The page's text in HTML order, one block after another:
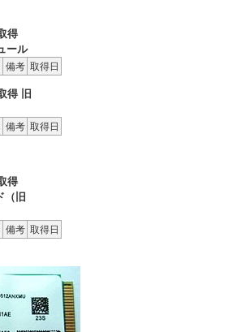
得
ール
備考 取得日
得 旧
備考 取得日
得
（旧
備考 取得日